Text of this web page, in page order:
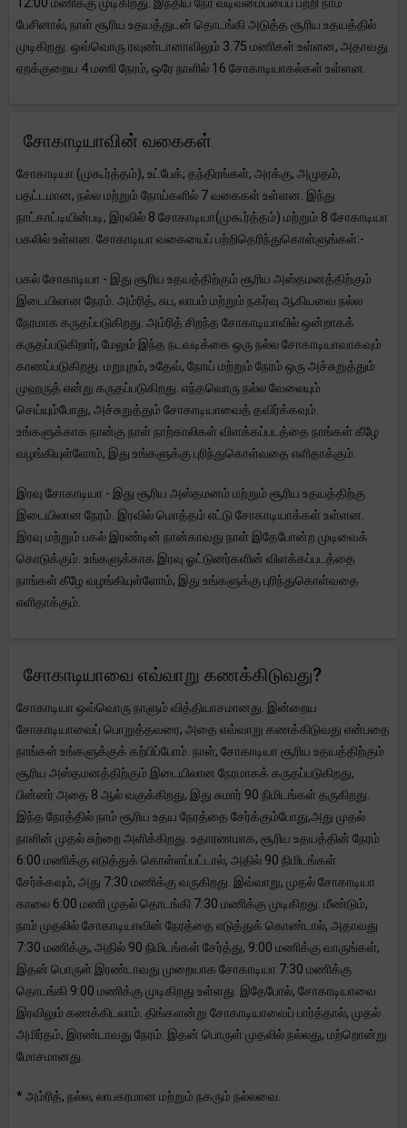
பேசினால், நாள் சூரிய உதயத்துடன் தொடங்கி அடுத்த சூரிய உதயத்தில்
முடிகிறது. ஒவ்வொரு ரவுண்டானாவிலும் 3.75 மணிகள் உள்ளன, அதாவது
ஏறக்குறைய 4 மணி நேரம், ஒரே நாளில் 16 சோகாடியாகல்கள் உள்ளன.
சோகாடியாவின் வகைகள்
சோகாடியா (முகூர்த்தம்), உட்பேக், தந்திரங்கள், அரக்கு, அமுதம்,
பதட்டமான, நல்ல மற்றும் நோய்களில் 7 வகைகள் உள்ளன. இந்து
நாட்காட்டியின்படி, இரவில் 8 சோகாடியா(முகூர்த்தம்) மற்றும் 8 சோகாடியா
பகலில் உள்ளன. சோகாடியா வகையைப் பற்றிதெரிந்துகொள்ளுங்கள்:-
பகல் சோகாடியா - இது சூரிய உதயத்திற்கும் சூரிய அஸ்தமனத்திற்கும்
இடையிலான நேரம். அம்ரித், சுப, லாபம் மற்றும் நகர்வு ஆகியவை நல்ல
நேரமாக கருதப்படுகிறது. அம்ரித் சிறந்த சோகாடியாவில் ஒன்றாகக்
கருதப்படுகிறார், மேலும் இந்த நடவடிக்கை ஒரு நல்ல சோகாடியாவாகவும்
காணப்படுகிறது. மறுபுறம், உதேவ், நோய் மற்றும் நேரம் ஒரு அச்சுறுத்தும்
முஹருத் என்று கருதப்படுகிறது. எந்தவொரு நல்ல வேலையும்
செய்யும்போது, ​​அச்சுறுத்தும் சோகாடியாவைத் தவிர்க்கவும்.
உங்களுக்காக நான்கு நாள் நாற்காலிகள் விளக்கப்படத்தை நாங்கள் கீழே
வழங்கியுள்ளோம், இது உங்களுக்கு புரிந்துகொள்வதை எளிதாக்கும்.
இரவு சோகாடியா - இது சூரிய அஸ்தமனம் மற்றும் சூரிய உதயத்திற்கு
இடையிலான நேரம். இரவில் மொத்தம் எட்டு சோகாடியாக்கள் உள்ளன.
இரவு மற்றும் பகல் இரண்டின் நான்காவது நாள் இதேபோன்ற முடிவைக்
கொடுக்கும். உங்களுக்காக இரவு ஓட்டுனர்களின் விளக்கப்படத்தை
நாங்கள் கீழே வழங்கியுள்ளோம், இது உங்களுக்கு புரிந்துகொள்வதை
எளிதாக்கும்.
சோகாடியாவை எவ்வாறு கணக்கிடுவது?
சோகாடியா ஒவ்வொரு நாளும் வித்தியாசமானது. இன்றைய
சோகாடியாவைப் பொறுத்தவரை, அதை எவ்வாறு கணக்கிடுவது என்பதை
நாங்கள் உங்களுக்குக் கற்பிப்போம். நாள், சோகாடியா சூரிய உதயத்திற்கும்
சூரிய அஸ்தமனத்திற்கும் இடையிலான நேரமாகக் கருதப்படுகிறது,
பின்னர் அதை 8 ஆல் வகுக்கிறது, இது சுமார் 90 நிமிடங்கள் தருகிறது.
இந்த நேரத்தில் நாம் சூரிய உதய நேரத்தை சேர்க்கும்போது, ​​அது முதல்
நாளின் முதல் சுற்றை அளிக்கிறது. உதாரணமாக, சூரிய உதயத்தின் நேரம்
6:00 மணிக்கு எடுத்துக் கொள்ளப்பட்டால், அதில் 90 நிமிடங்கள்
சேர்க்கவும், அது 7:30 மணிக்கு வருகிறது. இவ்வாறு, முதல் சோகாடியா
காலை 6:00 மணி முதல் தொடங்கி 7:30 மணிக்கு முடிகிறது. மீண்டும்,
நாம் முதலில் சோகாடியாவின் நேரத்தை எடுத்துக் கொண்டால், அதாவது
7:30 மணிக்கு, அதில் 90 நிமிடங்கள் சேர்த்து, 9:00 மணிக்கு வாருங்கள்,
இதன் பொருள் இரண்டாவது முறையாக சோகாடியா 7:30 மணிக்கு
தொடங்கி 9:00 மணிக்கு முடிகிறது உள்ளது. இதேபோல், சோகாடியாவை
இரவிலும் கணக்கிடலாம். திங்களன்று சோகாடியாவைப் பார்த்தால், முதல்
அமிர்தம், இரண்டாவது நேரம். இதன் பொருள் முதலில் நல்லது, மற்றொன்று
மோசமானது.
* அம்ரித், நல்ல, லாபகரமான மற்றும் நகரும் நல்லவை.